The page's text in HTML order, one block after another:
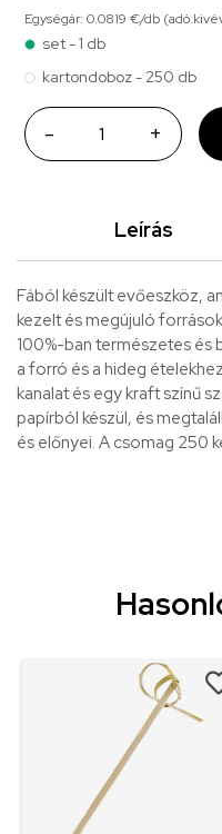
Egységár: 0.0819 €/db
set - 1 db
kartondoboz - 250 db
- +
Leírás
Fából készült evőeszköz,
kezelt és megújuló
100%-ban természetes és
a forró és a hideg
kanalat és egy kraft színű
papírból készül, és
és előnyei. A csomag 250